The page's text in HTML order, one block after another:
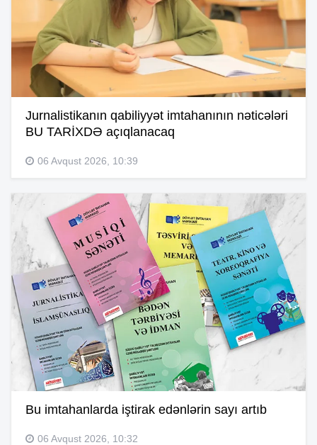
Jurnalistikanın qabiliyyət imtahanının nəticələri
BU TARİXDƏ açıqlanacaq
06 Avqust 2026, 10:39
Bu imtahanlarda iştirak edənlərin sayı artıb
06 Avqust 2026, 10:32